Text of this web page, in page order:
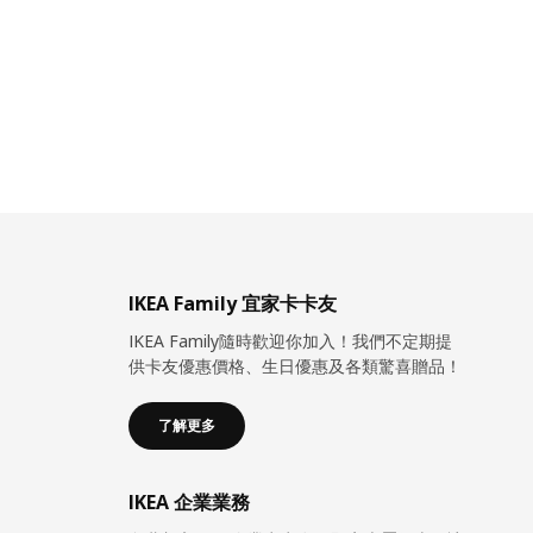
IKEA Family 宜家卡卡友
IKEA Family隨時歡迎你加入！我們不定期提
供卡友優惠價格、生日優惠及各類驚喜贈品！
了解更多
IKEA 企業業務